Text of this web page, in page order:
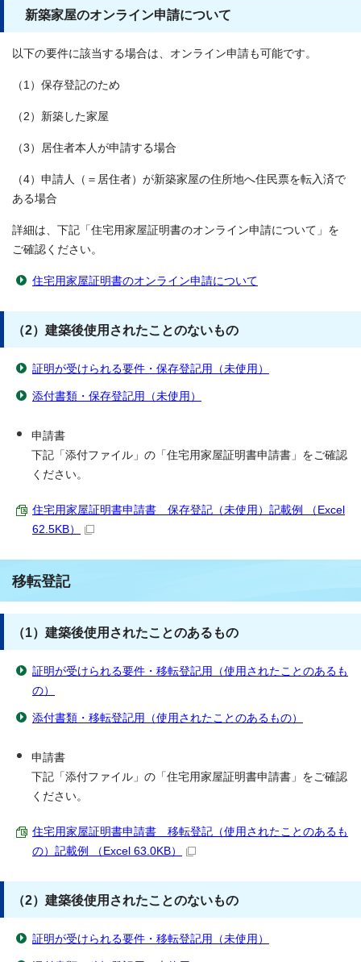
新築家屋のオンライン申請について
以下の要件に該当する場合は、オンライン申請も可能です。
（1）保存登記のため
（2）新築した家屋
（3）居住者本人が申請する場合
（4）申請人（＝居住者）が新築家屋の住所地へ住民票を転入済で
ある場合
詳細は、下記「住宅用家屋証明書のオンライン申請について」を
ご確認ください。
住宅用家屋証明書のオンライン申請について
（2）建築後使用されたことのないもの
証明が受けられる要件・保存登記用（未使用）
添付書類・保存登記用（未使用）
申請書
下記「添付ファイル」の「住宅用家屋証明書申請書」をご確認
ください。
住宅用家屋証明書申請書 保存登記（未使用）記載例 （Excel
62.5KB）
移転登記
（1）建築後使用されたことのあるもの
証明が受けられる要件・移転登記用（使用されたことのあるも
の）
添付書類・移転登記用（使用されたことのあるもの）
申請書
下記「添付ファイル」の「住宅用家屋証明書申請書」をご確認
ください。
住宅用家屋証明書申請書 移転登記（使用されたことのあるも
の）記載例 （Excel 63.0KB）
（2）建築後使用されたことのないもの
証明が受けられる要件・移転登記用（未使用）